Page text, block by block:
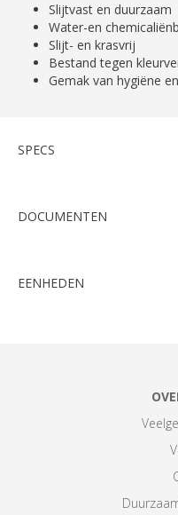
Slijtvast en duurzaam
Water-en
Slijt- en krasvrij
Bestand tegen
Gemak van hygiëne
SPECS
DOCUMENTEN
EENHEDEN